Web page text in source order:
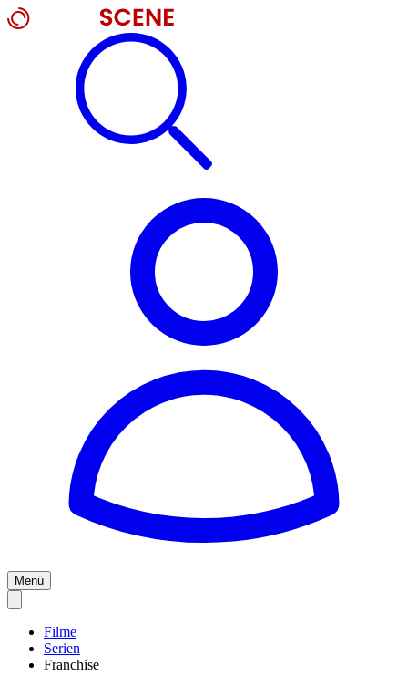
Menü
Filme
Serien
Franchise